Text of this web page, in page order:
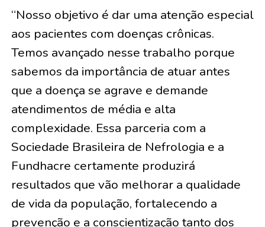
“Nosso objetivo é dar uma atenção especial
aos pacientes com doenças crônicas.
Temos avançado nesse trabalho porque
sabemos da importância de atuar antes
que a doença se agrave e demande
atendimentos de média e alta
complexidade. Essa parceria com a
Sociedade Brasileira de Nefrologia e a
Fundhacre certamente produzirá
resultados que vão melhorar a qualidade
de vida da população, fortalecendo a
prevenção e a conscientização tanto dos